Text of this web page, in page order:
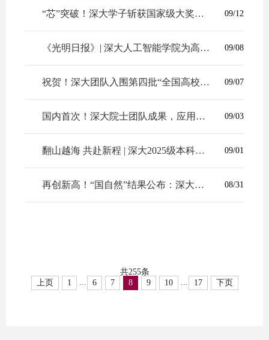
09/12
“芯”突破！深大学子斩获国家级大奖，燃爆盛夏！
09/08
《光明日报》| 深大人工智能学院为高素质人才搭建舞台
09/07
祝贺！深大团队入围第四批“全国高校黄大年式教师团队”
09/03
国内首次！深大院士团队成果，应用于杭州地铁！
09/01
翻山越海 共赴新程 | 深大2025级本科新生大数据揭秘
08/31
再创新高！“国自然”结果公布：深大首批获383项，经费超1.9亿！
共255条
上页
1 ... 6 7 8 9 10 ... 17 下页